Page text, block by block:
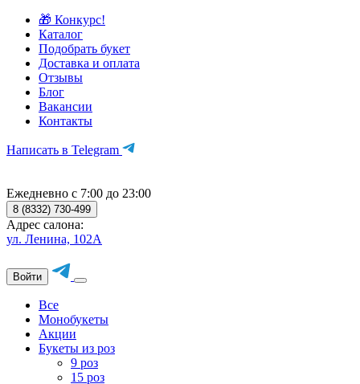
🎁 Конкурс!
Каталог
Подобрать букет
Доставка и оплата
Отзывы
Блог
Вакансии
Контакты
Написать в Telegram
Ежедневно с 7:00 до 23:00
8 (8332) 730-499
Адрес салона:
ул. Ленина, 102А
Войти
Все
Монобукеты
Акции
Букеты из роз
9 роз
15 роз